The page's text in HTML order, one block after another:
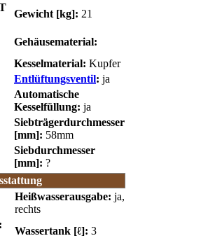
Gewicht [kg]: 21
Gehäusematerial:
Kesselmaterial: Kupfer
Entlüftungsventil: ja
Automatische
Kesselfüllung: ja
Siebträgerdurchmesser
[mm]: 58mm
Siebdurchmesser
[mm]: ?
Heißwasserausgabe: ja,
rechts
Wassertank [ℓ]: 3